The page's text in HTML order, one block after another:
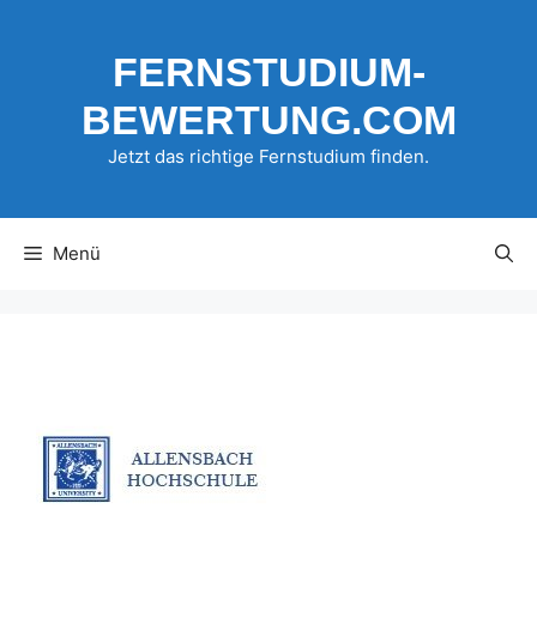
FERNSTUDIUM-
BEWERTUNG.COM
Jetzt das richtige Fernstudium finden.
Menü